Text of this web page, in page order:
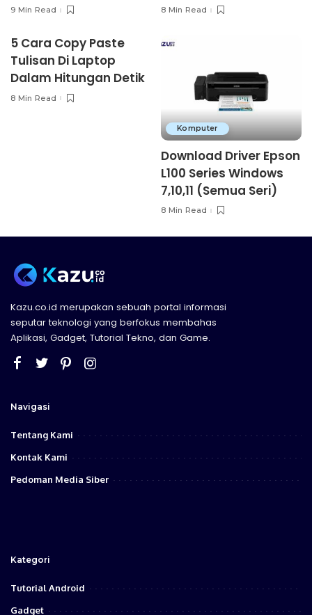
9 Min Read 8 Min Read
5 Cara Copy Paste
Tulisan Di Laptop
Dalam Hitungan Detik
8 Min Read
Komputer
Download Driver Epson
L100 Series Windows
7,10,11 (Semua Seri)
8 Min Read
Kazu.co.id merupakan sebuah portal informasi
seputar teknologi yang berfokus membahas
Aplikasi, Gadget, Tutorial Tekno, dan Game.
Navigasi
Tentang Kami
Kontak Kami
Pedoman Media Siber
Kategori
Tutorial Android
Gadget